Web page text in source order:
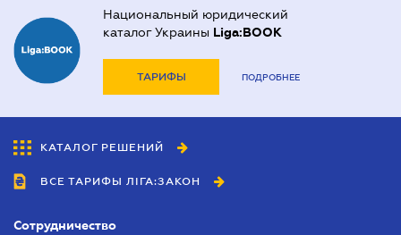
Национальный юридический
каталог Украины Liga:BOOK
ТАРИФЫ ПОДРОБНЕЕ
КАТАЛОГ РЕШЕНИЙ
ВСЕ ТАРИФЫ ЛІГА:ЗАКОН
Сотрудничество